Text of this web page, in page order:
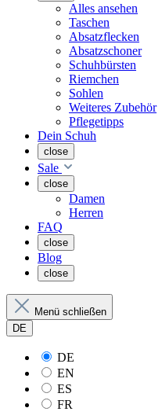
Alles ansehen
Taschen
Absatzflecken
Absatzschoner
Schuhbürsten
Riemchen
Sohlen
Weiteres Zubehör
Pflegetipps
Dein Schuh
close
Sale
close
Damen
Herren
FAQ
close
Blog
close
Menü schließen
DE
DE
EN
ES
FR